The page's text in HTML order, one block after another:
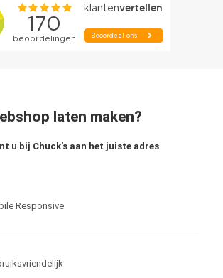
laten maken?
u bij Chuck's aan het juiste adres
Responsive